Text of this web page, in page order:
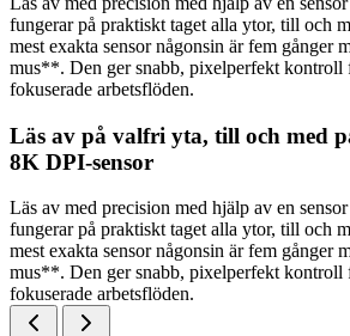
fungerar på praktiskt taget alla ytor, till och
mest exakta sensor någonsin är fem gånger
mus**. Den ger snabb, pixelperfekt kontroll
fokuserade arbetsflöden.
Läs av på valfri yta, till och med
8K DPI-sensor
Läs av med precision med hjälp av en
fungerar på praktiskt taget alla ytor, till och
mest exakta sensor någonsin är fem gånger
mus**. Den ger snabb, pixelperfekt kontroll
fokuserade arbetsflöden.